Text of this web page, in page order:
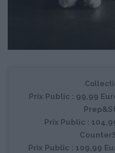
Prix Public : 99,99
Prix Public :
Prix Public : 109,99